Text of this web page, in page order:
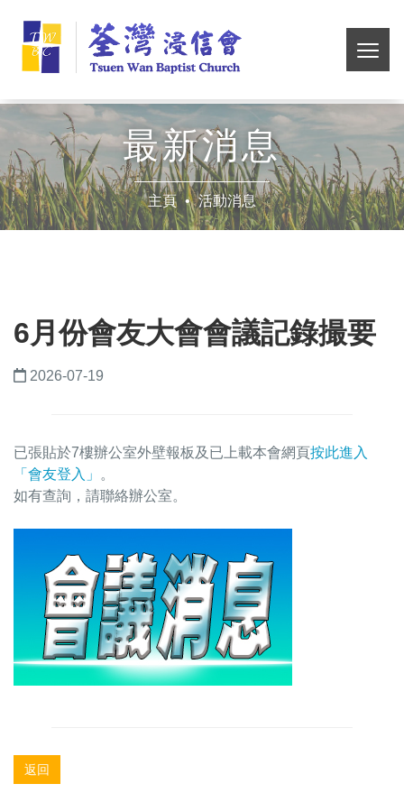
content
切
選
浸
信
會
最新消息
主頁 活動消息
6月份會友大會會議記錄撮要
2026-07-19
已張貼於7樓辦公室外壁報板及已上載本會網頁按此進入
「會友登入」
。
如有查詢，請聯絡辦公室。
返回